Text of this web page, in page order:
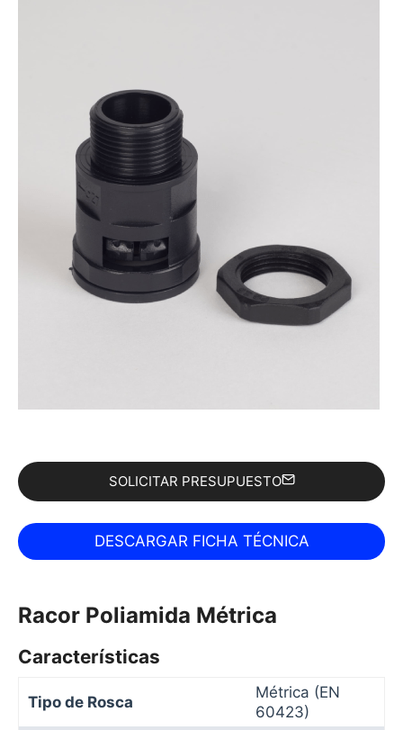
SOLICITAR PRESUPUESTO
Racor Poliamida Métrica
Características
Tipo de Rosca
Métrica (EN
60423)